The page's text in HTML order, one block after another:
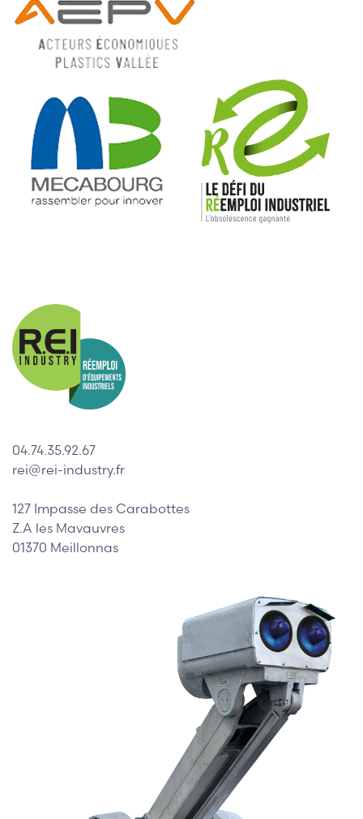
04.74.35.92.67
rei@rei-industry.fr
127 Impasse des Carabottes
Z.A les Mavauvres
01370 Meillonnas